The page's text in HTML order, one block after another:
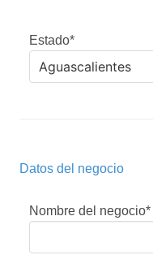
Estado*
Datos del negocio
Nombre del negocio*